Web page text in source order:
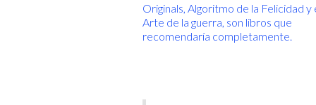
Originals, Algoritmo de la Felicidad y
Arte de la guerra, son libros que
recomendaría completamente.